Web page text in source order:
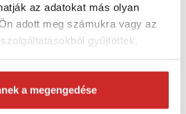
az adatokat más olyan
adott meg számukra vagy az
gyűjtöttek.
a megengedése
elforgatásával lehet
eredményezi, hogy mindkét
a csavarokat vagy a
horganyzott szénacélból